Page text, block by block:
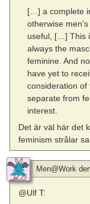
[…] a complete
otherwise
useful, […] This
always the
feminine. And
have yet to
consideration of
separate from
interest.
Det är väl här det
feminism strålar
Men@Work
@Ulf T: